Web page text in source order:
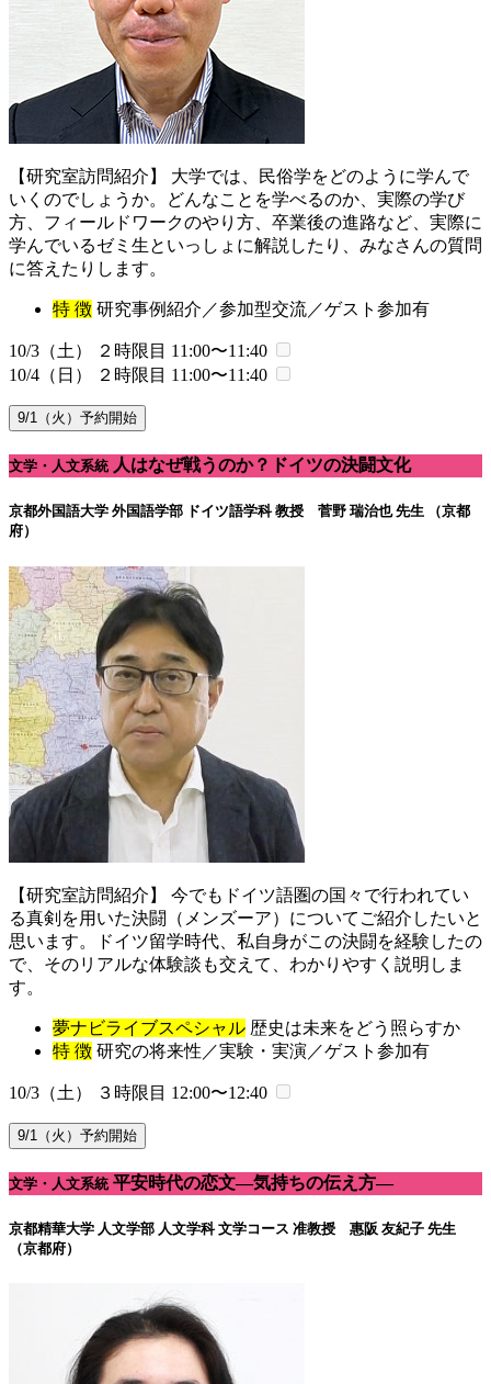
【研究室訪問紹介】 大学では、民俗学をどのように学んで
いくのでしょうか。どんなことを学べるのか、実際の学び
方、フィールドワークのやり方、卒業後の進路など、実際に
学んでいるゼミ生といっしょに解説したり、みなさんの質問
に答えたりします。
特 徴 研究事例紹介／参加型交流／ゲスト参加有
10/3（土） ２時限目 11:00〜11:40
10/4（日） ２時限目 11:00〜11:40
9/1（火）予約開始
文学・人文系統 人はなぜ戦うのか？ドイツの決闘文化
京都外国語大学 外国語学部 ドイツ語学科 教授 菅野 瑞治也 先生 （京都
府）
【研究室訪問紹介】 今でもドイツ語圏の国々で行われてい
る真剣を用いた決闘（メンズーア）についてご紹介したいと
思います。ドイツ留学時代、私自身がこの決闘を経験したの
で、そのリアルな体験談も交えて、わかりやすく説明しま
す。
夢ナビライブスペシャル 歴史は未来をどう照らすか
特 徴 研究の将来性／実験・実演／ゲスト参加有
10/3（土） ３時限目 12:00〜12:40
9/1（火）予約開始
文学・人文系統 平安時代の恋文―気持ちの伝え方―
京都精華大学 人文学部 人文学科 文学コース 准教授 惠阪 友紀子 先生
（京都府）